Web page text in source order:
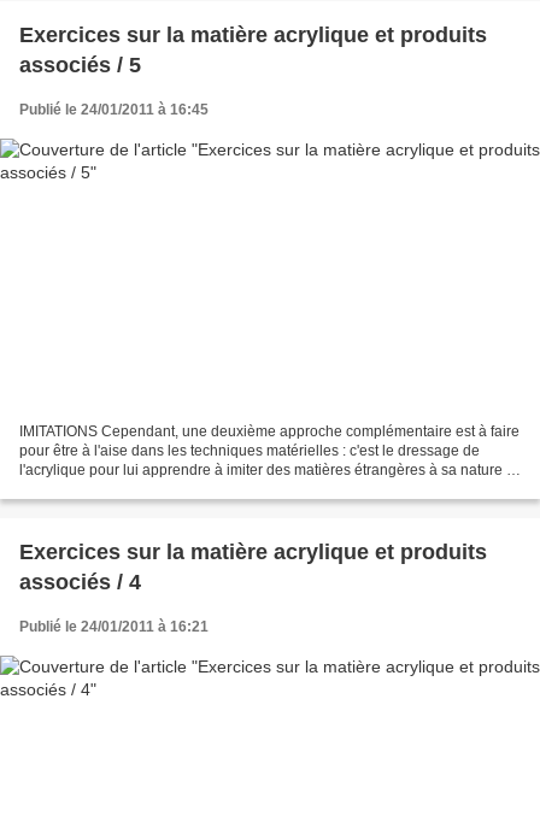
Exercices sur la matière acrylique et produits
associés / 5
Publié le 24/01/2011 à 16:45
IMITATIONS Cependant, une deuxième approche complémentaire est à faire
pour être à l'aise dans les techniques matérielles : c'est le dressage de
l'acrylique pour lui apprendre à imiter des matières étrangères à sa nature :
Exercices sur la matière acrylique et produits
associés / 4
Publié le 24/01/2011 à 16:21